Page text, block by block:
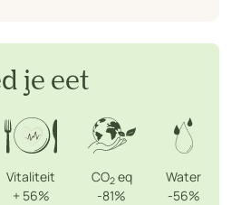
je eet
Vitaliteit
+ 56%
CO2eq
-81%
Water
-56%